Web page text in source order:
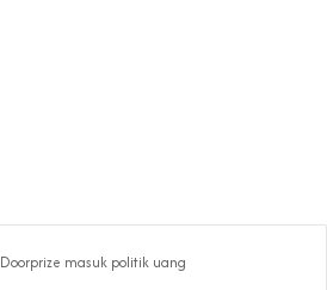
Doorprize masuk politik uang